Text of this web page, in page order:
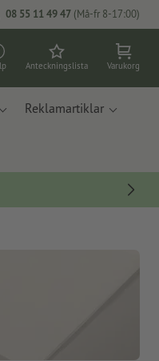
08 55 11 49 47 (Må-fr 8-17:00)
Anteckningslista Varukorg
Reklamartiklar